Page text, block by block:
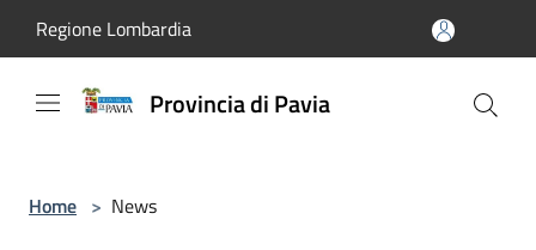
Regione Lombardia
Provincia di Pavia
Home > News